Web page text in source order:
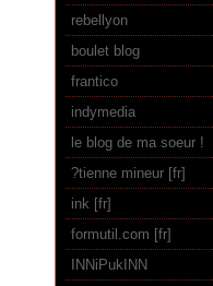
rebellyon
boulet blog
frantico
indymedia
le blog de ma soeur !
?tienne mineur
ink
formutil.com
INNiPukINN